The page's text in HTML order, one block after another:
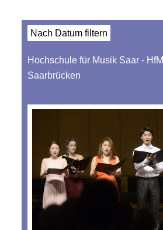
Nach Datum filtern
Hochschule für Musik Saar - HfM
Saarbrücken